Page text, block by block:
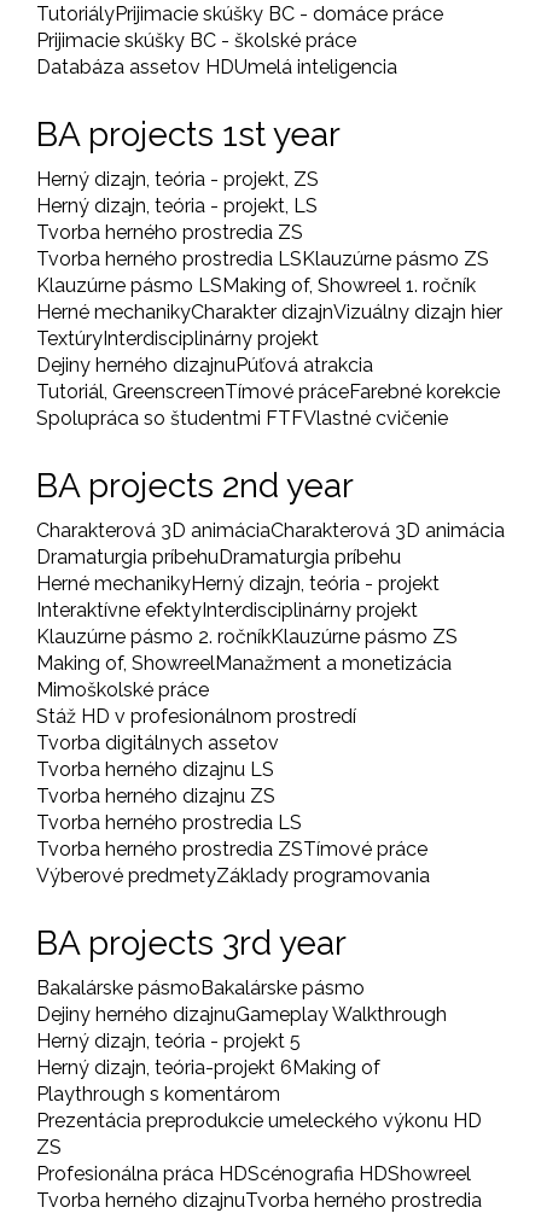
TutoriályPrijimacie skúšky BC - domáce práce
Prijimacie skúšky BC - školské práce
Databáza assetov HDUmelá inteligencia
BA projects 1st year
Herný dizajn, teória - projekt, ZS
Herný dizajn, teória - projekt, LS
Tvorba herného prostredia ZS
Tvorba herného prostredia LSKlauzúrne pásmo ZS
Klauzúrne pásmo LSMaking of, Showreel 1. ročník
Herné mechanikyCharakter dizajnVizuálny dizajn hier
TextúryInterdisciplinárny projekt
Dejiny herného dizajnuPúťová atrakcia
Tutoriál, GreenscreenTímové práceFarebné korekcie
Spolupráca so študentmi FTFVlastné cvičenie
BA projects 2nd year
Charakterová 3D animáciaCharakterová 3D animácia
Dramaturgia príbehuDramaturgia príbehu
Herné mechanikyHerný dizajn, teória - projekt
Interaktívne efektyInterdisciplinárny projekt
Klauzúrne pásmo 2. ročníkKlauzúrne pásmo ZS
Making of, ShowreelManažment a monetizácia
Mimoškolské práce
Stáž HD v profesionálnom prostredí
Tvorba digitálnych assetov
Tvorba herného dizajnu LS
Tvorba herného dizajnu ZS
Tvorba herného prostredia LS
Tvorba herného prostredia ZSTímové práce
Výberové predmetyZáklady programovania
BA projects 3rd year
Bakalárske pásmoBakalárske pásmo
Dejiny herného dizajnuGameplay Walkthrough
Herný dizajn, teória - projekt 5
Herný dizajn, teória-projekt 6Making of
Playthrough s komentárom
Prezentácia preprodukcie umeleckého výkonu HD
ZS
Profesionálna práca HDScénografia HDShowreel
Tvorba herného dizajnuTvorba herného prostredia